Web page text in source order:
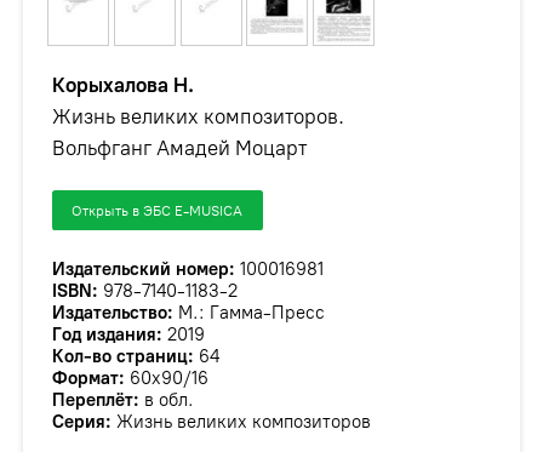
Корыхалова Н.
Жизнь великих композиторов.
Вольфганг Амадей Моцарт
Открыть в ЭБС E-MUSICA
Издательский номер: 100016981
ISBN: 978-7140-1183-2
Издательство: М.: Гамма-Пресс
Год издания: 2019
Кол-во страниц: 64
Формат: 60х90/16
Переплёт: в обл.
Серия: Жизнь великих композиторов